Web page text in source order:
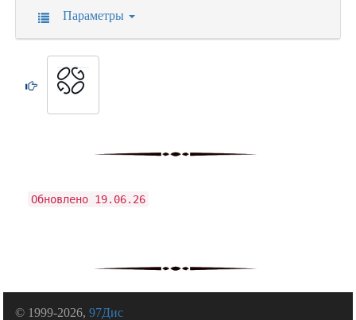
Параметры
Обновлено 19.06.26
© 1999-2026,97Дис